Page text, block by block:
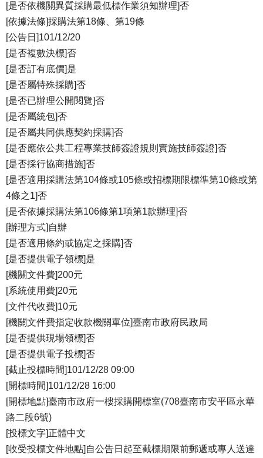
[是否依機關異質採購最低標作業須知辦理]否
[依據法條]採購法第18條、第19條
[公告日]101/12/20
[是否複數決標]否
[是否訂有底價]是
[是否屬特殊採購]否
[是否已辦理公開閱覽]否
[是否屬統包]否
[是否屬共同供應契約採購]否
[是否應依公共工程專業技師簽證規則實施技師簽證]否
[是否採行協商措施]否
[是否適用採購法第104條或105條或招標期限標準第10條或第
4條之1]否
[是否依據採購法第106條第1項第1款辦理]否
[辦理方式]自辦
[是否適用條約或協定之採購]否
[是否提供電子領標]是
[機關文件費]200元
[系統使用費]20元
[文件代收費]10元
[機關文件費指定收款機關單位]臺南市政府民政局
[是否提供現場領標]否
[是否提供電子投標]否
[截止投標時間]101/12/28 09:00
[開標時間]101/12/28 16:00
[開標地點]臺南市政府一樓採購開標室(708臺南市安平區永華
路二段6號)
[投標文字]正體中文
[收受投標文件地點]自公告日起至截標期限前郵遞或專人送達